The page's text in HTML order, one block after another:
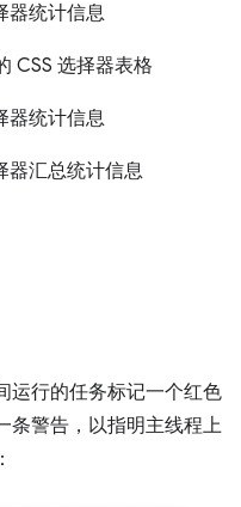
器统计信息
CSS 选择器表格
器统计信息
器汇总统计信息
运行的任务标记一个红色
条警告，以指明主线程上